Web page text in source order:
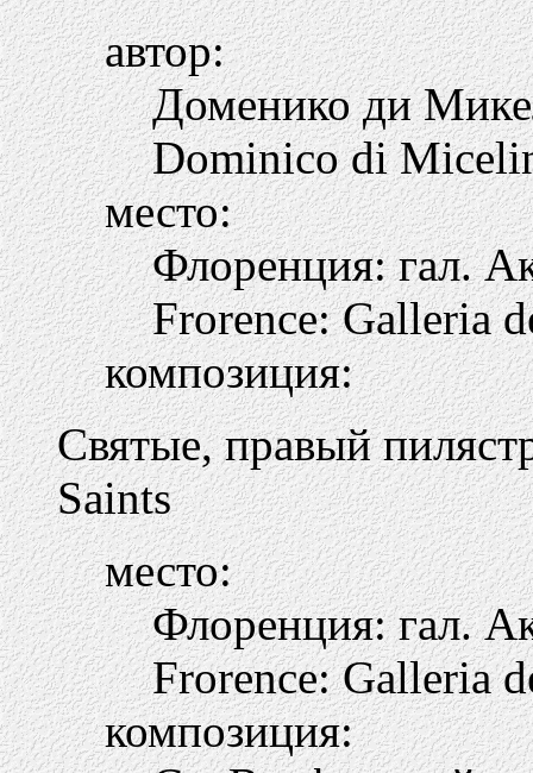
автор:
Доменико ди
Dominico di
место:
Флоренция: гал.
Frorence: Galleria
композиция:
Святые, правый
Saints
место:
Флоренция: гал.
Frorence: Galleria
композиция: